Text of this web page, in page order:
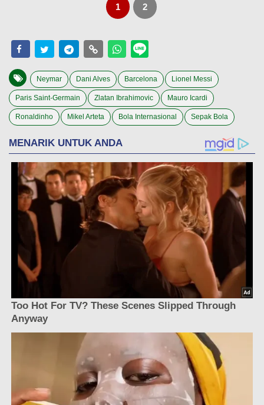
1 2
Neymar Dani Alves Barcelona Lionel Messi
Paris Saint-Germain Zlatan Ibrahimovic Mauro Icardi
Ronaldinho Mikel Arteta Bola Internasional Sepak Bola